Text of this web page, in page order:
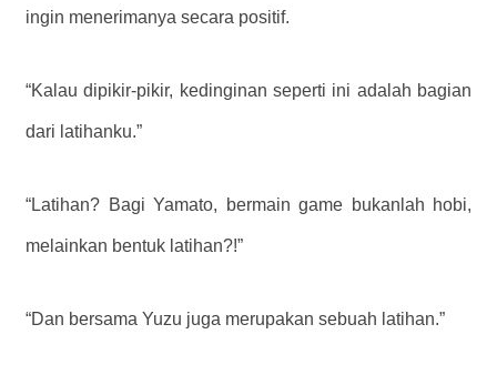
ingin menerimanya secara positif.
“Kalau dipikir-pikir, kedinginan seperti ini adalah bagian
dari latihanku.”
“Latihan? Bagi Yamato, bermain game bukanlah hobi,
melainkan bentuk latihan?!”
“Dan bersama Yuzu juga merupakan sebuah latihan.”